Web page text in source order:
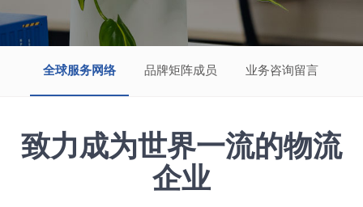
全球服务网络 品牌矩阵成员 业务咨询留言
致力成为世界一流的物流
企业